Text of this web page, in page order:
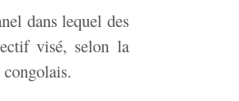
dans lequel des
visé, selon la